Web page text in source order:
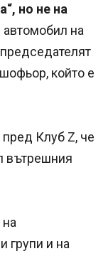
но не на
на
който е
Клуб Z, че
вътрешния
групи и на